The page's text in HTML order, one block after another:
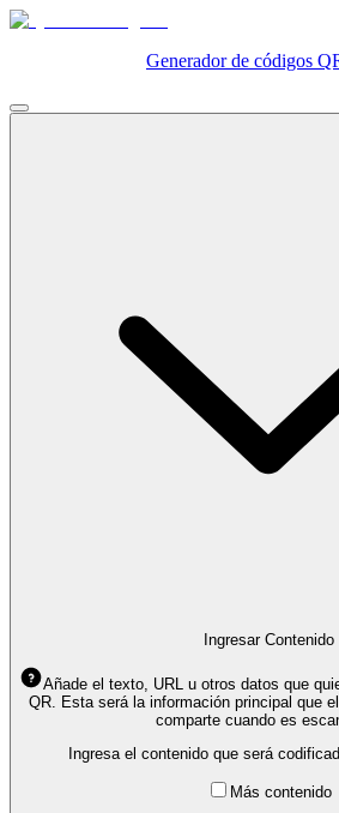
Generador de códigos
Ingresar Contenido
Añade el texto, URL u otros datos que
QR. Esta será la información principal que
comparte cuando es
Ingresa el contenido que será
Más contenido